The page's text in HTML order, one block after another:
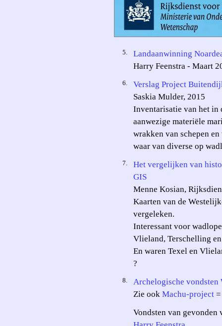
5.
Landaanwinning
Harry Feenstra - Maart
6.
Verslag Project
Saskia Mulder, 2015
Inventarisatie van het in
aanwezige materiële
wrakken van schepen
waar van diverse op
7.
Het vergelijken van
GIS
Menne Kosian,
Kaarten van de
vergeleken.
Interessant voor
Vlieland, Terschelling
En waren Texel en
?
8.
Archelogische vondsten
Zie ook Machu-project
Vondsten van